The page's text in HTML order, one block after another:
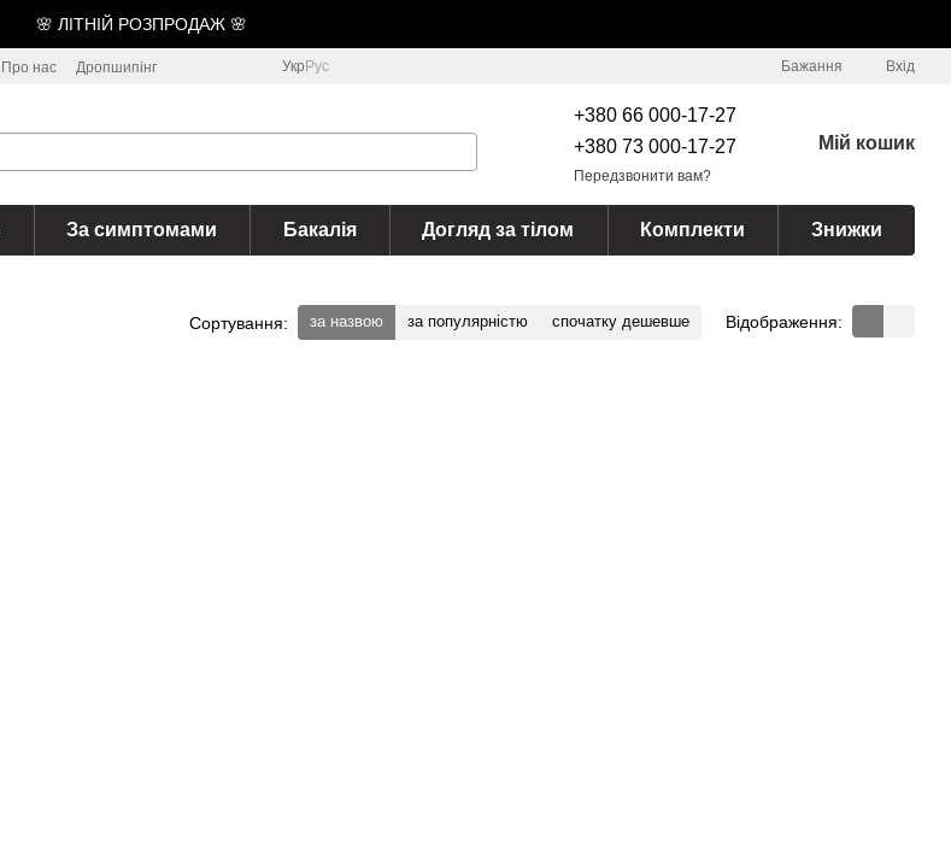
🌸 ЛІТНІЙ РОЗПРОДАЖ 🌸
Про нас Дропшипінг Укр Рус Бажання Вхід
+380 66 000-17-27
+380 73 000-17-27
Передзвонити вам?
Мій кошик
За симптомами Бакалія Догляд за тілом Комплекти Знижки
Сортування: за назвою за популярністю спочатку дешевше Відображення: